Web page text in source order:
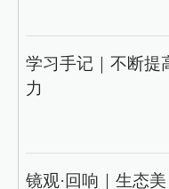
学习手记｜不断提
力
镜观·回响｜生态